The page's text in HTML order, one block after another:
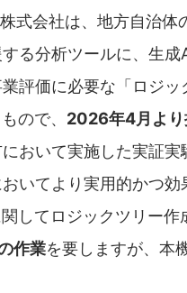
式会社は、地方自治
る分析ツールに、生成
評価に必要な「ロジ
ので、 2026年4月より
おいて実施した実証
いてより実用的かつ
してロジックツリー
作業を要しますが、本